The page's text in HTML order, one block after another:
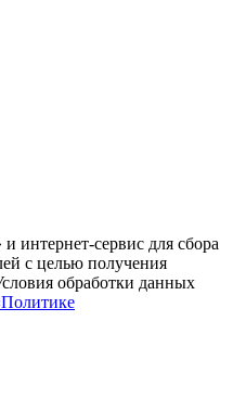
интернет-сервис для сбора
с целью получения
обработки данных